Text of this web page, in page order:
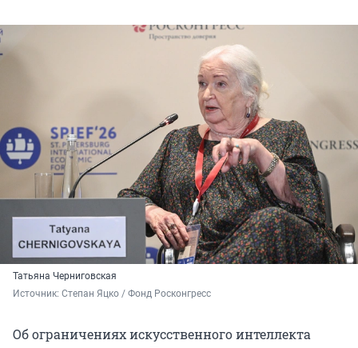
Татьяна Черниговская
Источник: Степан Яцко / Фонд Росконгресс
Об ограничениях искусственного интеллекта